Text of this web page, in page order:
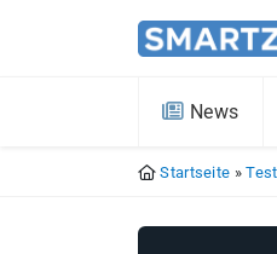
News
Startseite »